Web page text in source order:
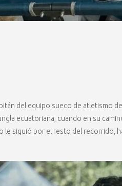
del equipo sueco de atletismo
ecuatoriana, cuando en su
le siguió por el resto del recorrido,